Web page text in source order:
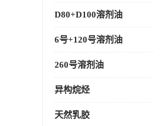
D80+D100溶剂油
6号+120号溶剂油
260号溶剂油
异构烷烃
天然乳胶